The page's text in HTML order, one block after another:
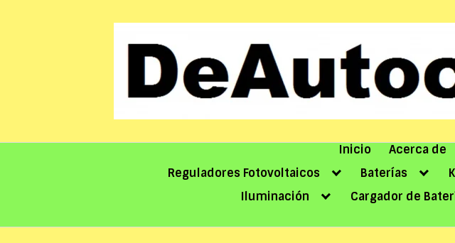
Inicio Acerca de
Reguladores Fotovoltaicos
Baterías
Iluminación
Cargador de